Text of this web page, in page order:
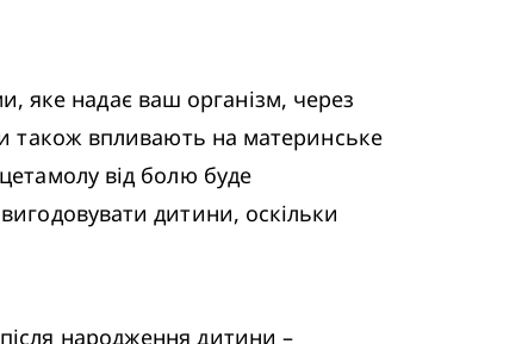
надає ваш організм, через
також впливають на материнське
від болю буде
дитини, оскільки
народження дитини –